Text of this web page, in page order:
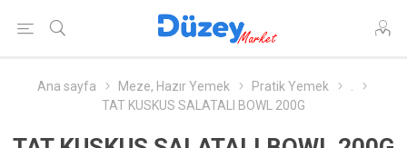
Ana sayfa Meze, Hazır Yemek Pratik Yemek
TAT KUSKUS SALATALI BOWL 200G